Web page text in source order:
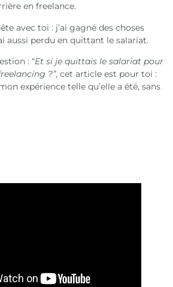
en freelance.
avec toi : j’ai gagné des choses
aussi perdu en quittant le salariat.
: “Et si je quittais le salariat pour
?”, cet article est pour toi :
expérience telle qu’elle a été, sans